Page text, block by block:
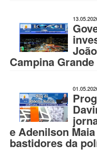
Campina Grande
e Adenilson
bastidores da